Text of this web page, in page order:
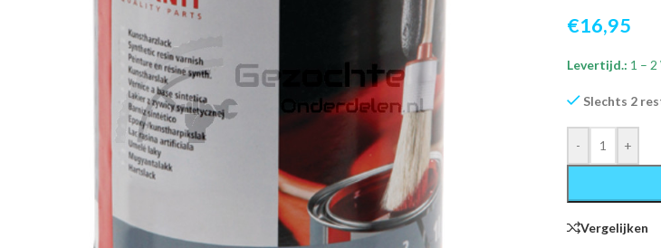
€16,95
Levertijd.: 1 –
Slechts 2
- +
Vergelijken